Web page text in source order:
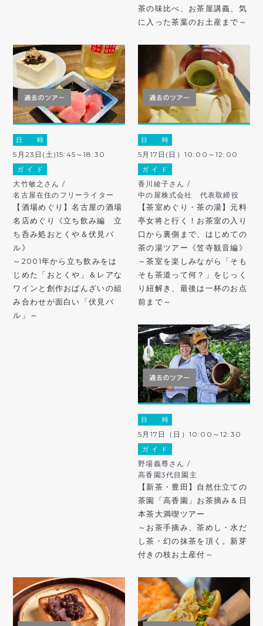
茶の味比べ、お茶屋講義、気
に入った茶葉のお土産まで～
日 時
5月23日(土)15:45～18:30
ガ イ ド
大竹敏之さん /
名古屋在住のフリーライター
【酒場めぐり】名古屋の酒場
名店めぐり《立ち飲み編 立
ち呑み処おとくや＆伏見バ
ル》
～2001年から立ち飲みをは
じめた「おとくや」＆レアな
ワインと創作おばんざいの組
み合わせが面白い「伏見バ
ル」～
日 時
5月17日(日）10:00～12:00
ガ イ ド
香川綾子さん /
中の屋株式会社 代表取締役
【茶室めぐり・茶の湯】元料
亭女将と行く！お茶室の入り
口から裏側まで、はじめての
茶の湯ツアー《笠寺観音編》
～茶室を楽しみながら「そも
そも茶道って何？」をじっく
り紐解き、最後は一杯のお点
前まで～
日 時
5月17日（日）10:00～12:30
ガ イ ド
野場義尊さん /
高香園3代目園主
【新茶・豊田】自然仕立ての
茶園「高香園」お茶摘み＆日
本茶大満喫ツアー
～お茶手摘み、茶めし・水だ
し茶・幻の抹茶を頂く。新芽
付きの枝お土産付～